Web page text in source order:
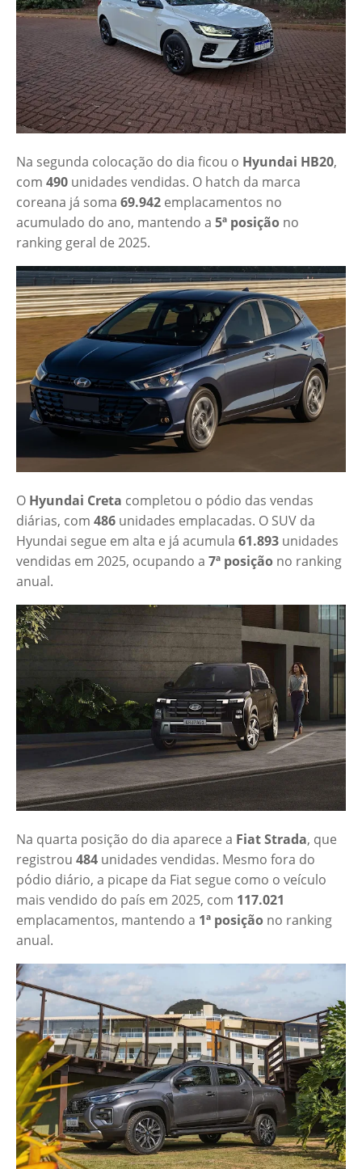
Na segunda colocação do dia ficou o Hyundai HB20,
com 490 unidades vendidas. O hatch da marca
coreana já soma 69.942 emplacamentos no
acumulado do ano, mantendo a 5ª posição no
ranking geral de 2025.
O Hyundai Creta completou o pódio das vendas
diárias, com 486 unidades emplacadas. O SUV da
Hyundai segue em alta e já acumula 61.893 unidades
vendidas em 2025, ocupando a 7ª posição no ranking
anual.
Na quarta posição do dia aparece a Fiat Strada, que
registrou 484 unidades vendidas. Mesmo fora do
pódio diário, a picape da Fiat segue como o veículo
mais vendido do país em 2025, com 117.021
emplacamentos, mantendo a 1ª posição no ranking
anual.